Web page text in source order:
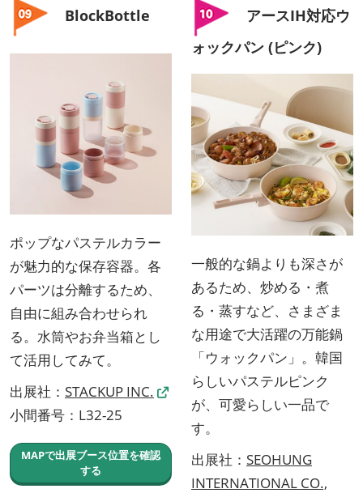
BlockBottle
ポップなパステルカラー
が魅力的な保存容器。各
パーツは分離するため、
自由に組み合わせられ
る。水筒やお弁当箱とし
て活用してみて。
出展社： STACKUP INC.
小間番号：L32-25
MAPで出展ブース位置を確認
する
アースIH対応ウ
ォックパン (ピンク)
一般的な鍋よりも深さが
あるため、炒める・煮
る・蒸すなど、さまざま
な用途で大活躍の万能鍋
「ウォックパン」。韓国
らしいパステルピンク
が、可愛らしい一品で
す。
出展社： SEOHUNG
INTERNATIONAL CO.,